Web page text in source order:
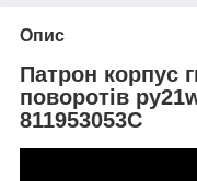
Опис
Патрон корпус
поворотів
811953053C